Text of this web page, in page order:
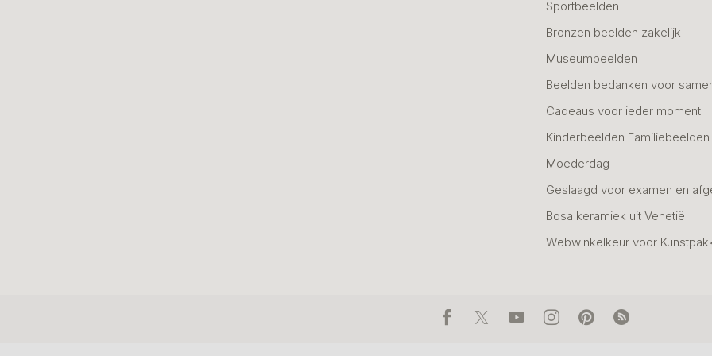
Sportbeelden
Bronzen beelden zakelijk
Museumbeelden
Beelden bedanken voor
Cadeaus voor ieder moment
Kinderbeelden Familiebeelden
Moederdag
Geslaagd voor examen en
Bosa keramiek uit Venetië
Webwinkelkeur voor